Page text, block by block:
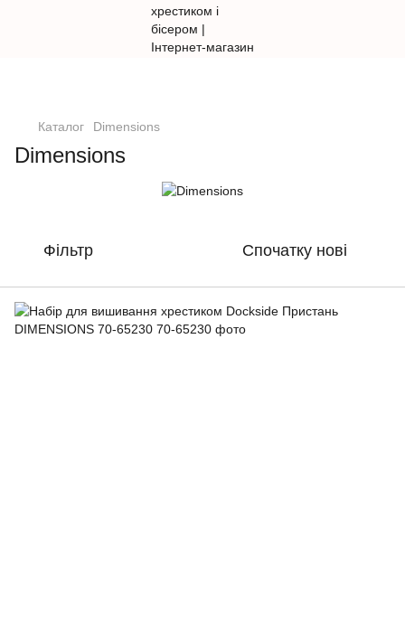
Каталог Dimensions
Dimensions
Фільтр Спочатку нові